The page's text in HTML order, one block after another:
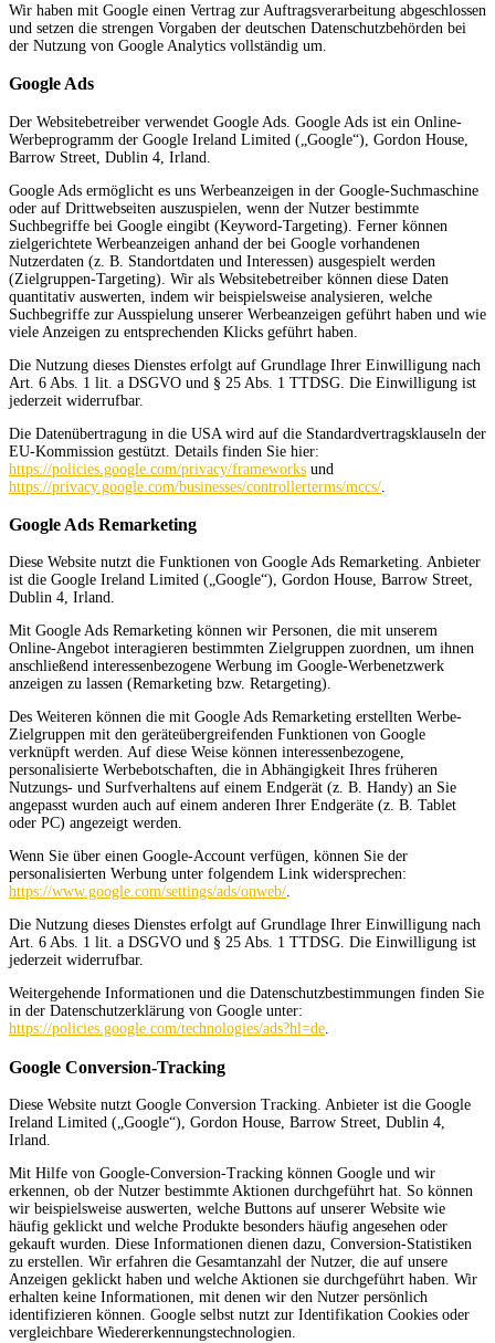
Wir haben mit Google einen Vertrag zur Auftragsverarbeitung abgeschlossen
und setzen die strengen Vorgaben der deutschen Datenschutzbehörden bei
der Nutzung von Google Analytics vollständig um.
Google Ads
Der Websitebetreiber verwendet Google Ads. Google Ads ist ein Online-
Werbeprogramm der Google Ireland Limited („Google“), Gordon House,
Barrow Street, Dublin 4, Irland.
Google Ads ermöglicht es uns Werbeanzeigen in der Google-Suchmaschine
oder auf Drittwebseiten auszuspielen, wenn der Nutzer bestimmte
Suchbegriffe bei Google eingibt (Keyword-Targeting). Ferner können
zielgerichtete Werbeanzeigen anhand der bei Google vorhandenen
Nutzerdaten (z. B. Standortdaten und Interessen) ausgespielt werden
(Zielgruppen-Targeting). Wir als Websitebetreiber können diese Daten
quantitativ auswerten, indem wir beispielsweise analysieren, welche
Suchbegriffe zur Ausspielung unserer Werbeanzeigen geführt haben und wie
viele Anzeigen zu entsprechenden Klicks geführt haben.
Die Nutzung dieses Dienstes erfolgt auf Grundlage Ihrer Einwilligung nach
Art. 6 Abs. 1 lit. a DSGVO und § 25 Abs. 1 TTDSG. Die Einwilligung ist
jederzeit widerrufbar.
Die Datenübertragung in die USA wird auf die Standardvertragsklauseln der
EU-Kommission gestützt. Details finden Sie hier:
https://policies.google.com/privacy/frameworks und
https://privacy.google.com/businesses/controllerterms/mccs/
Google Ads Remarketing
Diese Website nutzt die Funktionen von Google Ads Remarketing. Anbieter
ist die Google Ireland Limited („Google“), Gordon House, Barrow Street,
Dublin 4, Irland.
Mit Google Ads Remarketing können wir Personen, die mit unserem
Online-Angebot interagieren bestimmten Zielgruppen zuordnen, um ihnen
anschließend interessenbezogene Werbung im Google-Werbenetzwerk
anzeigen zu lassen (Remarketing bzw. Retargeting).
Des Weiteren können die mit Google Ads Remarketing erstellten Werbe-
Zielgruppen mit den geräteübergreifenden Funktionen von Google
verknüpft werden. Auf diese Weise können interessenbezogene,
personalisierte Werbebotschaften, die in Abhängigkeit Ihres früheren
Nutzungs- und Surfverhaltens auf einem Endgerät (z. B. Handy) an Sie
angepasst wurden auch auf einem anderen Ihrer Endgeräte (z. B. Tablet
oder PC) angezeigt werden.
Wenn Sie über einen Google-Account verfügen, können Sie der
personalisierten Werbung unter folgendem Link widersprechen:
https://www.google.com/settings/ads/onweb/.
Die Nutzung dieses Dienstes erfolgt auf Grundlage Ihrer Einwilligung nach
Art. 6 Abs. 1 lit. a DSGVO und § 25 Abs. 1 TTDSG. Die Einwilligung ist
jederzeit widerrufbar.
Weitergehende Informationen und die Datenschutzbestimmungen finden Sie
in der Datenschutzerklärung von Google unter:
https://policies.google.com/technologies/ads?hl=de.
Google Conversion-Tracking
Diese Website nutzt Google Conversion Tracking. Anbieter ist die Google
Ireland Limited („Google“), Gordon House, Barrow Street, Dublin 4,
Irland.
Mit Hilfe von Google-Conversion-Tracking können Google und wir
erkennen, ob der Nutzer bestimmte Aktionen durchgeführt hat. So können
wir beispielsweise auswerten, welche Buttons auf unserer Website wie
häufig geklickt und welche Produkte besonders häufig angesehen oder
gekauft wurden. Diese Informationen dienen dazu, Conversion-Statistiken
zu erstellen. Wir erfahren die Gesamtanzahl der Nutzer, die auf unsere
Anzeigen geklickt haben und welche Aktionen sie durchgeführt haben. Wir
erhalten keine Informationen, mit denen wir den Nutzer persönlich
identifizieren können. Google selbst nutzt zur Identifikation Cookies oder
vergleichbare Wiedererkennungstechnologien.